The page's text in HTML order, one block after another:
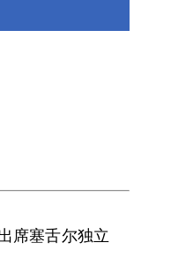
席塞舌尔独立